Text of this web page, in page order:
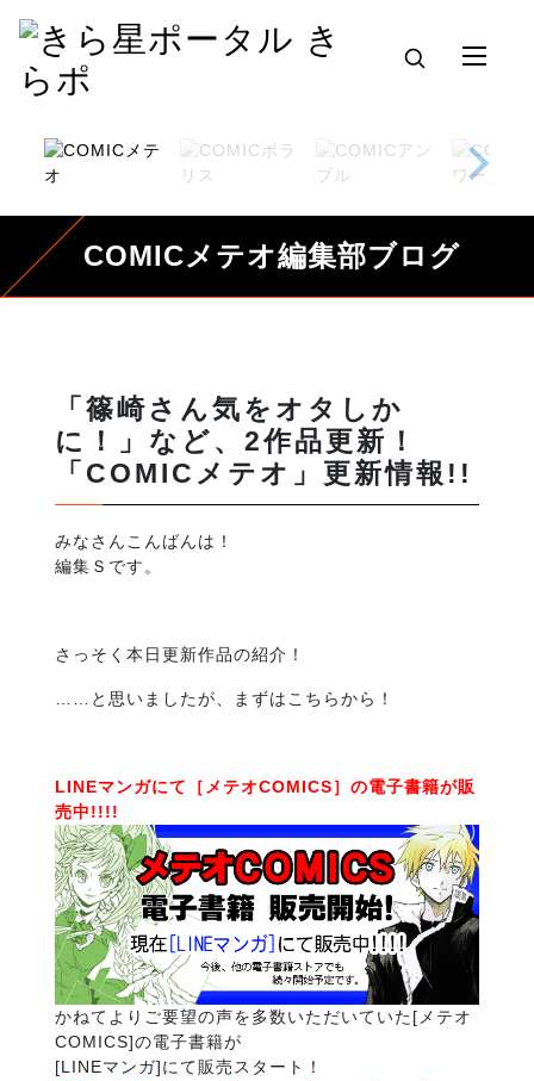
COMICメテオ編集部ブログ
「篠崎さん気をオタしか
に！」など、2作品更新！
「COMICメテオ」更新情報!!
みなさんこんばんは！
編集Ｓです。
さっそく本日更新作品の紹介！
……と思いましたが、まずはこちらから！
LINEマンガにて［メテオCOMICS］の電子書籍が販
売中!!!!
かねてよりご要望の声を多数いただいていた[メテオ
COMICS]の電子書籍が
[LINEマンガ]にて販売スタート！